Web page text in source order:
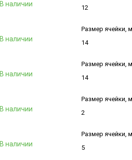
В наличии
12
В наличии
Размер ячейки,
14
В наличии
Размер ячейки,
14
В наличии
Размер ячейки,
2
В наличии
Размер ячейки,
5